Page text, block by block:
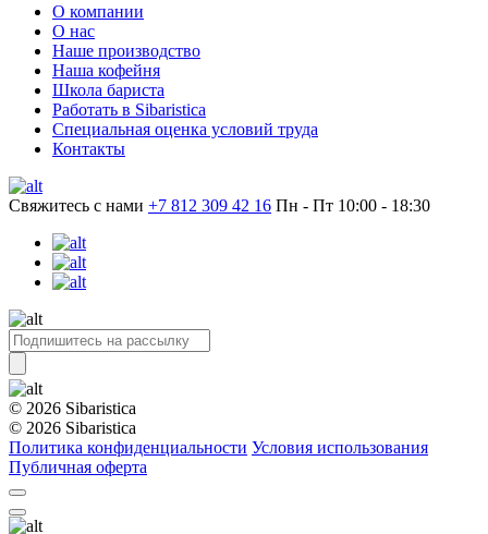
О компании
О нас
Наше производство
Наша кофейня
Школа бариста
Работать в Sibaristica
Специальная оценка условий труда
Контакты
Свяжитесь с нами +7 812 309 42 16 Пн - Пт 10:00 - 18:30
© 2026 Sibaristica
© 2026 Sibaristica
Политика конфиденциальности Условия использования
Публичная оферта